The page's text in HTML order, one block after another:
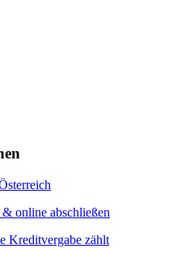
online abschließen
Kreditvergabe zählt